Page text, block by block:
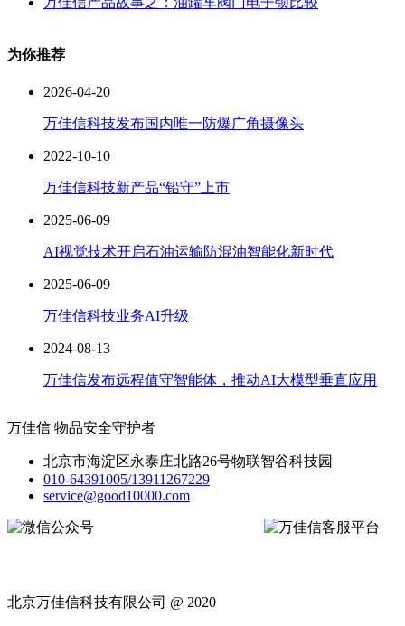
为你推荐
2026-04-20
万佳信科技发布国内唯一防爆广角摄像头
2022-10-10
万佳信科技新产品“铅守”上市
2025-06-09
AI视觉技术开启石油运输防混油智能化新时代
2025-06-09
万佳信科技业务AI升级
2024-08-13
万佳信发布远程值守智能体，推动AI大模型垂直应用
万佳信 物品安全守护者
北京市海淀区永泰庄北路26号物联智谷科技园
010-64391005/13911267229
service@good10000.com
北京万佳信科技有限公司 @ 2020